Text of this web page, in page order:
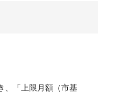
、「上限月額（市基